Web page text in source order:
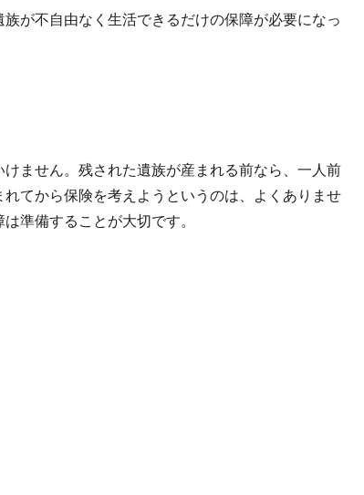
が不自由なく生活できるだけの保障が必要になっ
ません。残された遺族が産まれる前なら、一人前
てから保険を考えようというのは、よくありませ
準備することが大切です。